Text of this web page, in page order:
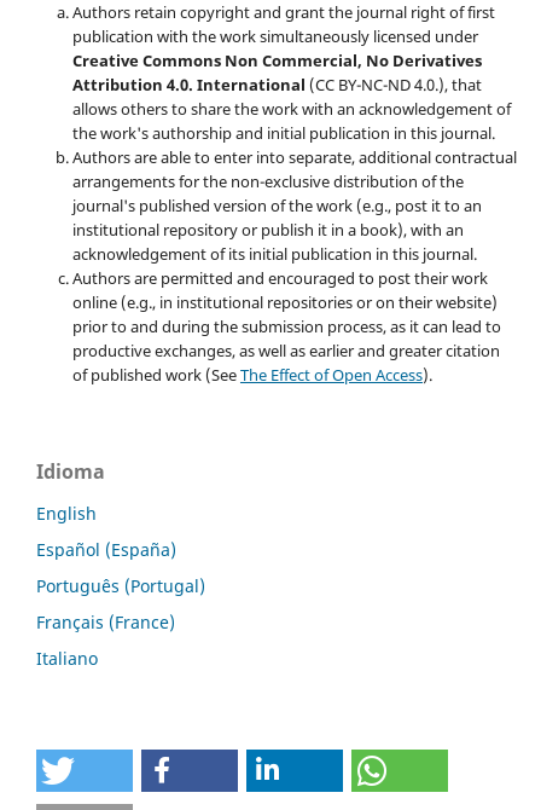
Authors retain copyright and grant the journal right of first
publication with the work simultaneously licensed under
Creative Commons Non Commercial, No Derivatives
Attribution 4.0. International (CC BY-NC-ND 4.0.), that
allows others to share the work with an acknowledgement of
the work's authorship and initial publication in this journal.
Authors are able to enter into separate, additional contractual
arrangements for the non-exclusive distribution of the
journal's published version of the work (e.g., post it to an
institutional repository or publish it in a book), with an
acknowledgement of its initial publication in this journal.
Authors are permitted and encouraged to post their work
online (e.g., in institutional repositories or on their website)
prior to and during the submission process, as it can lead to
productive exchanges, as well as earlier and greater citation
of published work (SeeThe Effect of Open Access).
Idioma
English
Español (España)
Português (Portugal)
Français (France)
Italiano